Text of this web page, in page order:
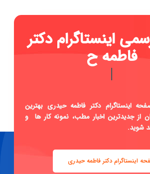
اینستاگرام دکتر
فاطمه حیدری ...
|
اینستاگرام دکتر فاطمه حیدری بهترین
از جدیدترین اخبار مطب، نمونه کار ها و
شوید.
اینستاگرام دکتر فاطمه حیدری